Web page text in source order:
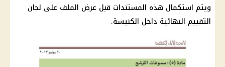
ويتم استكمال هذه المستندات قبل عرض الملف على لجان
التقييم النهائية داخل الكنيسة.